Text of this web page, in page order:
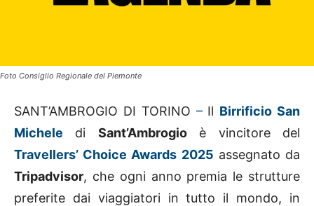
Foto Consiglio Regionale del Piemonte
SANT’AMBROGIO DI TORINO –Il Birrificio San
Michele di Sant’Ambrogioè vincitore del
Travellers’ Choice Awards 2025 assegnato da
Tripadvisor, che ogni anno premia le strutture
preferite dai viaggiatori in tutto il mondo, in